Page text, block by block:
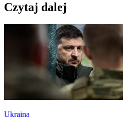
Czytaj dalej
Ukraina